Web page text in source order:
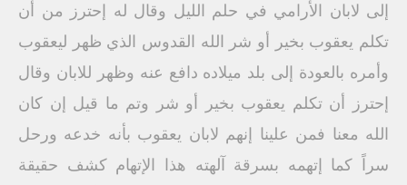
إلى لابان الأرامي في حلم الليل وقال له إحترز من أن
تكلم يعقوب بخير أو شر الله القدوس الذي ظهر ليعقوب
وأمره بالعودة إلى بلد ميلاده دافع عنه وظهر للابان وقال
إحترز أن تكلم يعقوب بخير أو شر وتم ما قيل إن كان
الله معنا فمن علينا إنهم لابان يعقوب بأنه خدعه ورحل
سراً كما إتهمه بسرقة آلهته هذا الإتهام كشف حقيقة